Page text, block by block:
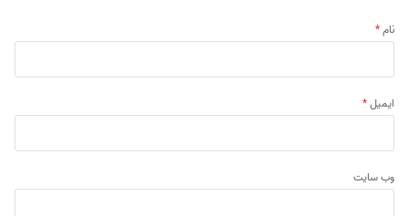
نام*
ایمیل*
وب‌ سایت